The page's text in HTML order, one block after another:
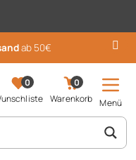
ab 50€
0
0
Warenkorb
Menü